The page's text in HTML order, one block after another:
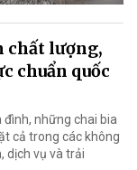
chất lượng,
chuẩn quốc
những chai bia
cả trong các không
dịch vụ và trải